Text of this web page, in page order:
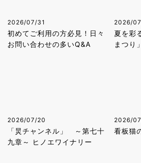
2026/07/31
初めてご利用の方必見！日々
お問い合わせの多いQ&A
2026/
夏を彩
まつり
2026/07/20
「炅チャンネル」 ～第七十
九章～ ヒノエワイナリー
2026/
看板猫